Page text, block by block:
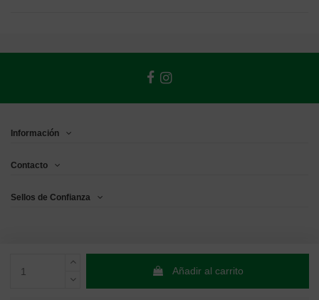
Añadir al carrito
Información
Contacto
Sellos de Confianza